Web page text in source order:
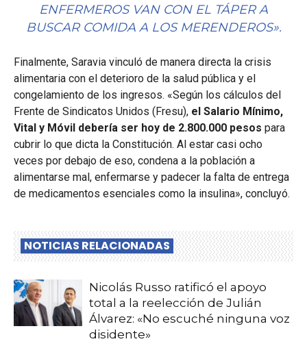
ENFERMEROS VAN CON EL TÁPER A
BUSCAR COMIDA A LOS MERENDEROS».
Finalmente, Saravia vinculó de manera directa la crisis
alimentaria con el deterioro de la salud pública y el
congelamiento de los ingresos. «Según los cálculos del
Frente de Sindicatos Unidos (Fresu), el Salario Mínimo,
Vital y Móvil debería ser hoy de 2.800.000 pesos para
cubrir lo que dicta la Constitución. Al estar casi ocho
veces por debajo de eso, condena a la población a
alimentarse mal, enfermarse y padecer la falta de entrega
de medicamentos esenciales como la insulina», concluyó.
NOTICIAS RELACIONADAS
Nicolás Russo ratificó el apoyo
total a la reelección de Julián
Álvarez: «No escuché ninguna voz
disidente»